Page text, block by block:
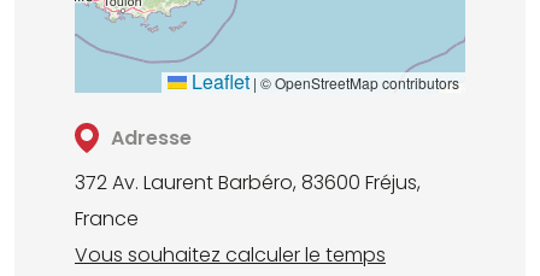
Leaflet | © OpenStreetMap contributors
Adresse
372 Av. Laurent Barbéro, 83600 Fréjus,
France
Vous souhaitez calculer le temps